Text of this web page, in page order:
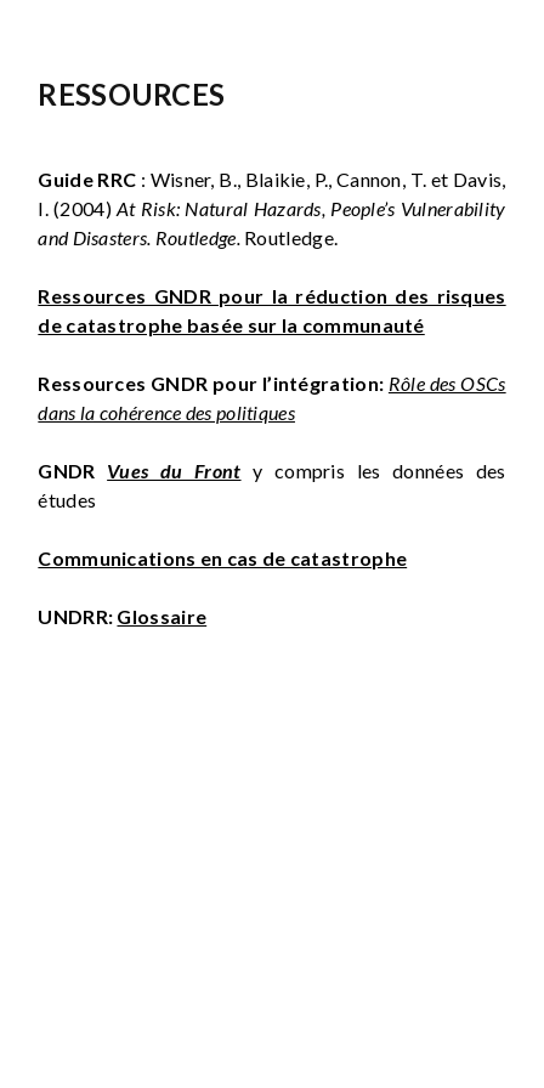
RESSOURCES
Guide RRC : Wisner, B., Blaikie, P., Cannon, T. et Davis,
I. (2004)At Risk: Natural Hazards, People’s Vulnerability
and Disasters. Routledge.Routledge.
Ressources GNDR pour la réduction des risques
de catastrophe basée sur la communauté
Ressources GNDR pour l’intégration: Rôle des OSCs
dans la cohérence des politiques
GNDR Vues du Front y compris les données des
études
Communications en cas de catastrophe
UNDRR: Glossaire